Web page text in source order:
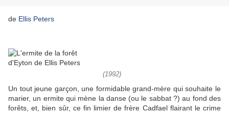
de Ellis Peters
(1992)
Un tout jeune garçon, une formidable grand-mère qui souhaite le
marier, un ermite qui mène la danse (ou le sabbat ?) au fond des
forêts, et, bien sûr, ce fin limier de frère Cadfael flairant le crime